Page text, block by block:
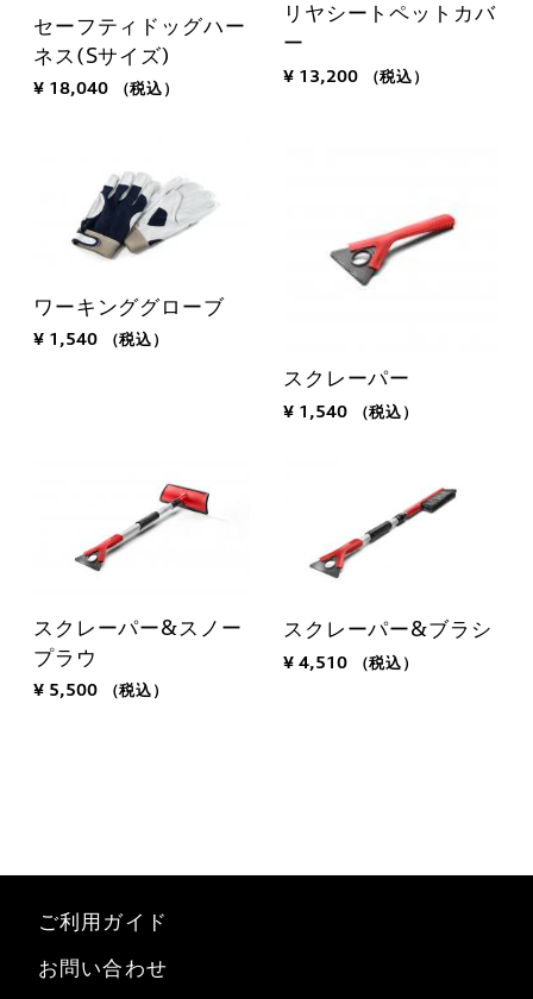
セーフティドッグハー
ネス(Sサイズ)
¥ 18,040 （税込）
リヤシートペットカバ
ー
¥ 13,200 （税込）
ワーキンググローブ
¥ 1,540 （税込）
スクレーパー
¥ 1,540 （税込）
スクレーパー&スノー
プラウ
¥ 5,500 （税込）
スクレーパー&ブラシ
¥ 4,510 （税込）
ご利用ガイド
お問い合わせ